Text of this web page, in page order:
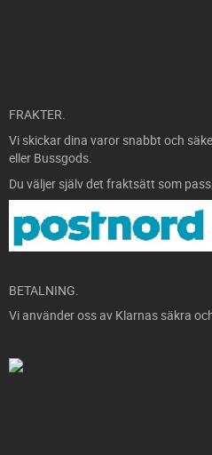
FRAKTER.
Vi skickar dina varor snabbt och
eller Bussgods.
Du väljer själv det fraktsätt som
BETALNING.
Vi använder oss av Klarnas säkra